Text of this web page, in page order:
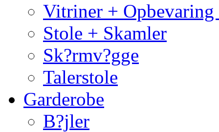
Vitriner +
Stole + Skamler
Sk?rmv?gge
Talerstole
Garderobe
B?jler